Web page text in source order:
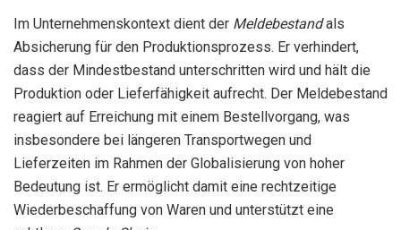
Im Unternehmenskontext dient der Meldebestandals
Absicherung für den Produktionsprozess. Er verhindert,
dass der Mindestbestand unterschritten wird und hält die
Produktion oder Lieferfähigkeit aufrecht. Der Meldebestand
reagiert auf Erreichung mit einem Bestellvorgang, was
insbesondere bei längeren Transportwegen und
Lieferzeiten im Rahmen der Globalisierung von hoher
Bedeutung ist. Er ermöglicht damit eine rechtzeitige
Wiederbeschaffung von Waren und unterstützt eine